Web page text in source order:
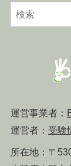
リ
運営事業者：
運営者： 受験
所在地：〒